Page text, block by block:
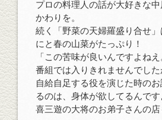
プロの料理人の話が大好きな
かわりを。
続く「野菜の天婦羅盛り合せ
にと春の山菜がたっぷり！
「この苦味が良いんですよね
番組では入りきれませんでし
自給自足する役を演じた時の
るのは、身体が欲してるんで
喜三遊の大将のお弟子さんの